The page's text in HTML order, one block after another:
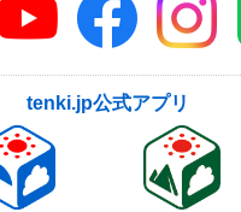
tenki.jp公式アプリ